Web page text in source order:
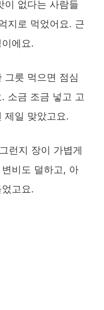
이 없다는 사람들
지로 먹었어요. 근
에요.
그릇 먹으면 점심
소금 조금 넣고 고
제일 맞았고요.
런지 장이 가볍게
비도 덜하고, 아
고요.